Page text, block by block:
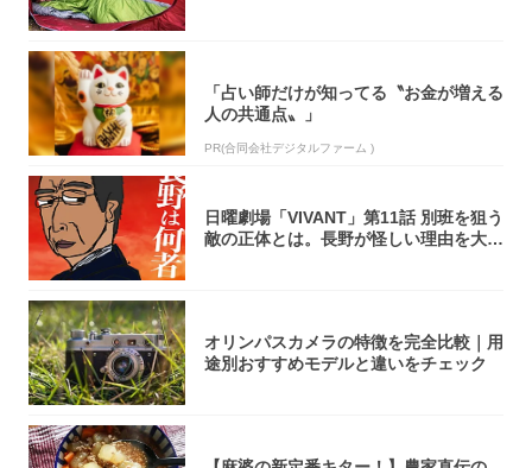
「占い師だけが知ってる〝お金が増える
人の共通点〟」
PR(合同会社デジタルファーム )
日曜劇場「VIVANT」第11話 別班を狙う
敵の正体とは。長野が怪しい理由を大
オリンパスカメラの特徴を完全比較｜用
途別おすすめモデルと違いをチェック